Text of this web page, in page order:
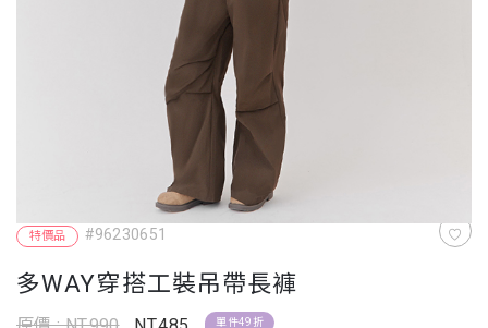
特價品 #96230651
多WAY穿搭工裝吊帶長褲
單件49折